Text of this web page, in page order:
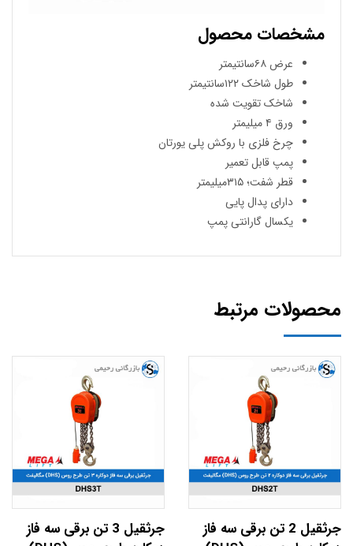
مشخصات محصول
عرض ۶۸سانتیمتر
طول شاخک ۱۲۲سانتیمتر
شاخک تقویت شده
ورق ۴ میلیمتر
چرخ فلزی با روکش پلی یورتان
پمپ قابل تعمیر
قطر شفت؛ ۳۱۵میلیمتر
دارای پدال پایی
یکسال گارانتی پمپ
محصولات مرتبط
جرثقیل 2 تن برقی سه فاز
جرثقیل 3 تن برقی سه فاز